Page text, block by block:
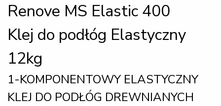
Renove MS Elastic 400
Klej do podłóg Elastyczny
12kg
1-KOMPONENTOWY ELASTYCZNY
KLEJ DO PODŁÓG DREWNIANYCH